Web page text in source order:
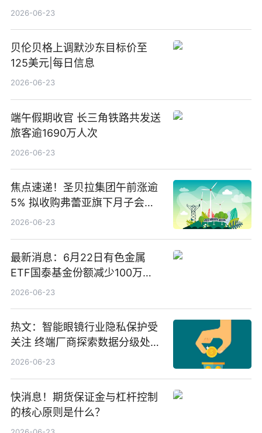
2026-06-23
贝伦贝格上调默沙东目标价至
125美元|每日信息
2026-06-23
端午假期收官 长三角铁路共发送
旅客逾1690万人次
2026-06-23
焦点速递！圣贝拉集团午前涨逾
5% 拟收购弗蕾亚旗下月子会所
业务少数股权
2026-06-23
最新消息：6月22日有色金属
ETF国泰基金份额减少100万
份，重仓股紫金矿业、洛阳钼
2026-06-23
热文：智能眼镜行业隐私保护受
关注 终端厂商探索数据分级处理
等方案
2026-06-23
快消息！期货保证金与杠杆控制
的核心原则是什么？